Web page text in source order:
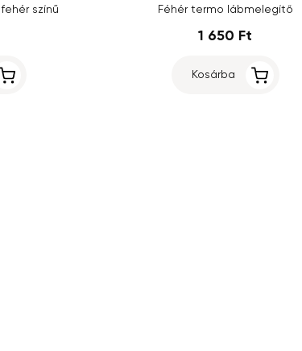
színű Féhér termo lábmelegítő
1 650 Ft
Kosárba